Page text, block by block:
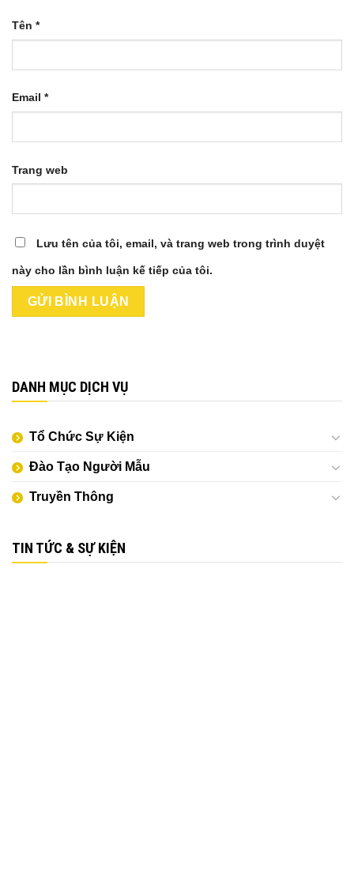
Tên *
Email *
Trang web
Lưu tên của tôi, email, và trang web trong trình duyệt
này cho lần bình luận kế tiếp của tôi.
DANH MỤC DỊCH VỤ
Tổ Chức Sự Kiện
Đào Tạo Người Mẫu
Truyền Thông
TIN TỨC & SỰ KIỆN